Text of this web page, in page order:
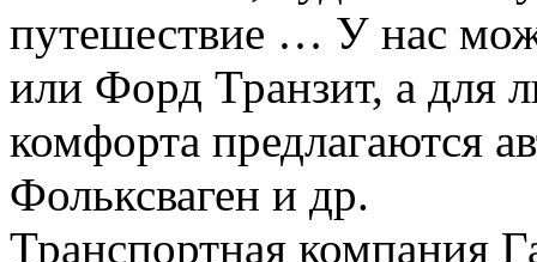
путешествие … У нас
или Форд Транзит, а для
комфорта предлагаются
Фольксваген и др.
Транспортная компания